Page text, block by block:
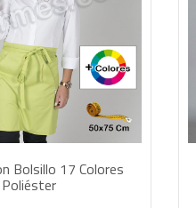
Bolsillo 17 Colores
Poliéster